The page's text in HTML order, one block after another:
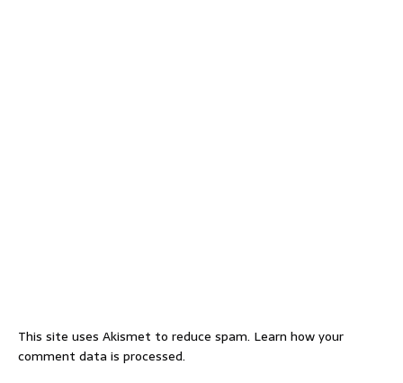
This site uses Akismet to reduce spam. Learn how your
comment data is processed.